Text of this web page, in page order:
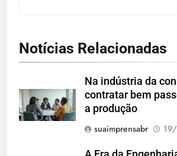
Notícias Relacionadas
Na indústria da
contratar bem
a produção
suaimprensabr